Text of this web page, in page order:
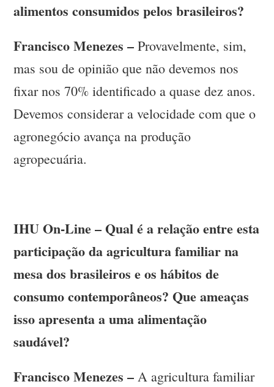
alimentos consumidos pelos brasileiros?
Francisco Menezes – Provavelmente, sim,
mas sou de opinião que não devemos nos
fixar nos 70% identificado a quase dez anos.
Devemos considerar a velocidade com que o
agronegócio avança na produção
agropecuária.
IHU On-Line – Qual é a relação entre esta
participação da agricultura familiar na
mesa dos brasileiros e os hábitos de
consumo contemporâneos? Que ameaças
isso apresenta a uma alimentação
saudável?
Francisco Menezes – A agricultura familiar